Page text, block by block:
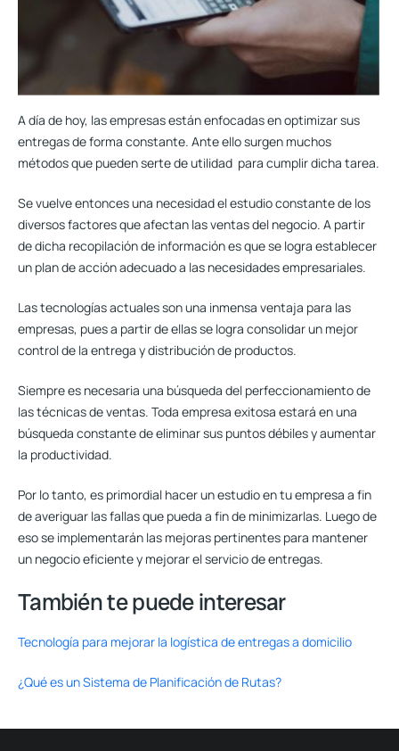
A día de hoy, las empresas están enfocadas en optimizar sus
entregas de forma constante. Ante ello surgen muchos
métodos que pueden serte de utilidad para cumplir dicha tarea.
Se vuelve entonces una necesidad el estudio constante de los
diversos factores que afectan las ventas del negocio. A partir
de dicha recopilación de información es que se logra establecer
un plan de acción adecuado a las necesidades empresariales.
Las tecnologías actuales son una inmensa ventaja para las
empresas, pues a partir de ellas se logra consolidar un mejor
control de la entrega y distribución de productos.
Siempre es necesaria una búsqueda del perfeccionamiento de
las técnicas de ventas. Toda empresa exitosa estará en una
búsqueda constante de eliminar sus puntos débiles y aumentar
la productividad.
Por lo tanto, es primordial hacer un estudio en tu empresa a fin
de averiguar las fallas que pueda a fin de minimizarlas. Luego de
eso se implementarán las mejoras pertinentes para mantener
un negocio eficiente y mejorar el servicio de entregas.
También te puede interesar
Tecnología para mejorar la logística de entregas a domicilio
¿Qué es un Sistema de Planificación de Rutas?